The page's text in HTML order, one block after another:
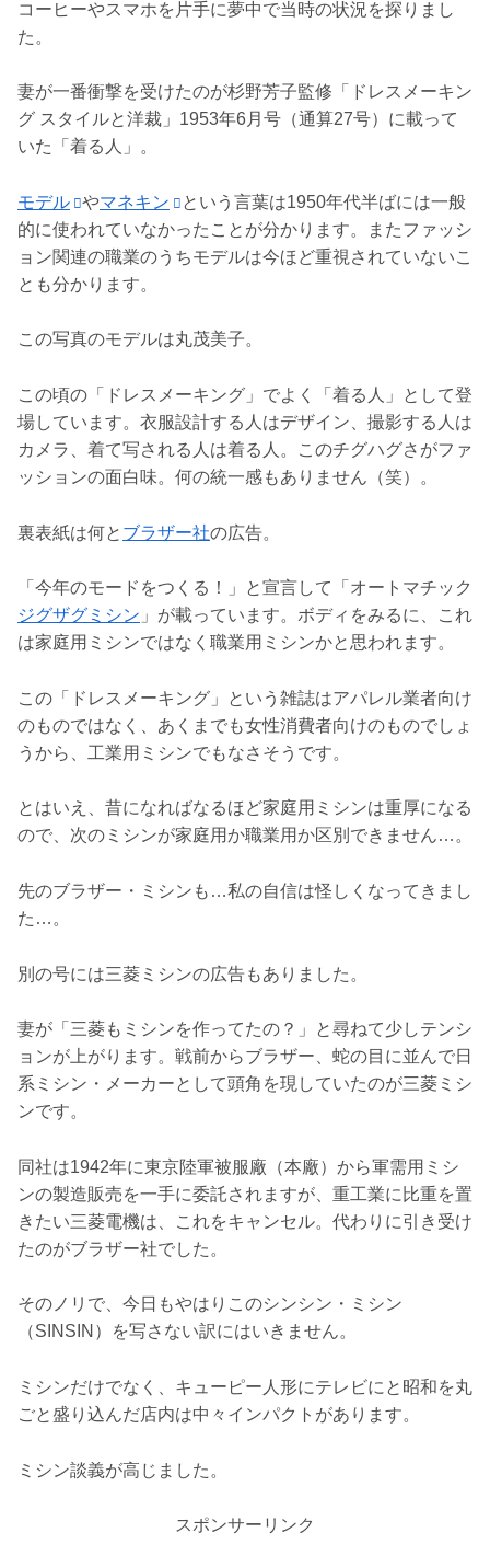
コーヒーやスマホを片手に夢中で当時の状況を探りまし
た。
妻が一番衝撃を受けたのが杉野芳子監修「ドレスメーキン
グ スタイルと洋裁」1953年6月号（通算27号）に載って
いた「着る人」。
モデル やマネキン
という言葉は1950年代半ばには一般
的に使われていなかったことが分かります。またファッシ
ョン関連の職業のうちモデルは今ほど重視されていないこ
とも分かります。
この写真のモデルは丸茂美子。
この頃の「ドレスメーキング」でよく「着る人」として登
場しています。衣服設計する人はデザイン、撮影する人は
カメラ、着て写される人は着る人。このチグハグさがファ
ッションの面白味。何の統一感もありません（笑）。
裏表紙は何と ブラザー社の広告。
「今年のモードをつくる！」と宣言して「オートマチック
ジグザグミシン 」が載っています。ボディをみるに、これ
は家庭用ミシンではなく職業用ミシンかと思われます。
この「ドレスメーキング」という雑誌はアパレル業者向け
のものではなく、あくまでも女性消費者向けのものでしょ
うから、工業用ミシンでもなさそうです。
とはいえ、昔になればなるほど家庭用ミシンは重厚になる
ので、次のミシンが家庭用か職業用か区別できません…。
先のブラザー・ミシンも…私の自信は怪しくなってきまし
た…。
別の号には三菱ミシンの広告もありました。
妻が「三菱もミシンを作ってたの？」と尋ねて少しテンシ
ョンが上がります。戦前からブラザー、蛇の目に並んで日
系ミシン・メーカーとして頭角を現していたのが三菱ミシ
ンです。
同社は1942年に東京陸軍被服廠（本廠）から軍需用ミシ
ンの製造販売を一手に委託されますが、重工業に比重を置
きたい三菱電機は、これをキャンセル。代わりに引き受け
たのがブラザー社でした。
そのノリで、今日もやはりこのシンシン・ミシン
（SINSIN）を写さない訳にはいきません。
ミシンだけでなく、キューピー人形にテレビにと昭和を丸
ごと盛り込んだ店内は中々インパクトがあります。
ミシン談義が高じました。
スポンサーリンク